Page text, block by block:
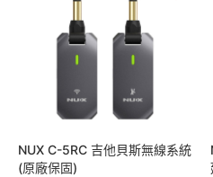
NUX C-5RC 吉他貝斯無線系統
(原廠保固)